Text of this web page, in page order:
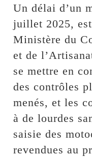
Un délai d’un
juillet 2025,
Ministère du
et de
se mettre en
des contrôles
menés, et les
à de lourdes
saisie des
revendues au